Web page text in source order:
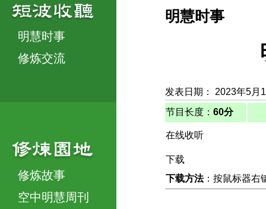
明慧时事
修炼交流
修炼故事
空中明慧周刊
明慧时事
发表日期： 2023年5月
节目长度： 60分
在线收听
下载
下载方法：按鼠标器右